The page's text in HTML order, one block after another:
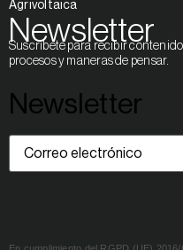
Agrivoltaica
Newsletter
Suscríbete para recibir
procesos y maneras de pensar.
Newsletter
Correo
electrónico